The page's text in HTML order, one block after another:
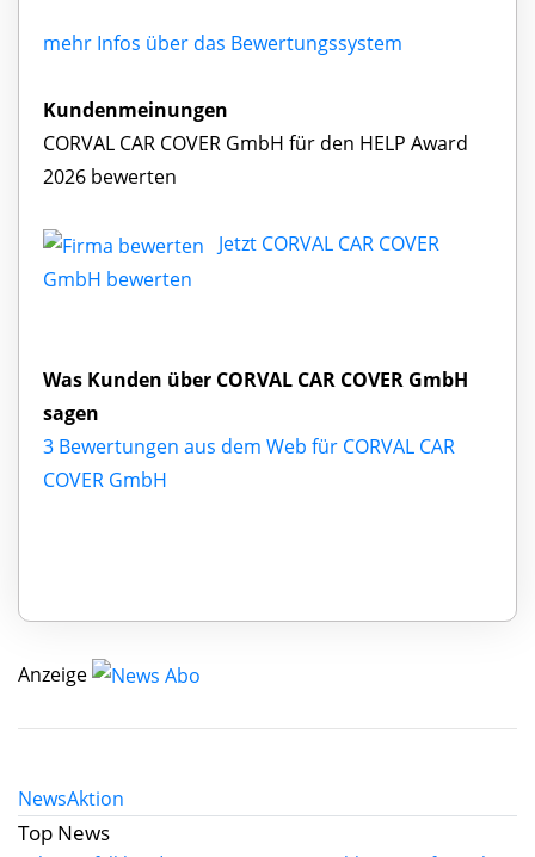
mehr Infos über das Bewertungssystem
Kundenmeinungen
CORVAL CAR COVER GmbH für den HELP Award
2026 bewerten
Jetzt CORVAL CAR COVER
GmbH bewerten
Was Kunden über CORVAL CAR COVER GmbH
sagen
3 Bewertungen aus dem Web für CORVAL CAR
COVER GmbH
Anzeige
NewsAktion
Top News